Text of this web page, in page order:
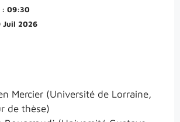
: 09:30
Juil 2026
Mercier (Université de Lorraine,
de thèse)